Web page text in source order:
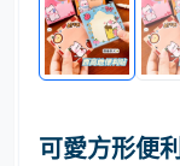
可愛方形便